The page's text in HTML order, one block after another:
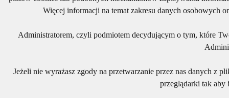
Więcej informacji na temat zakresu danych osobowych
Administratorem, czyli podmiotem decydującym o tym, które
Jeżeli nie wyrażasz zgody na przetwarzanie przez nas danych z
przeglądarki tak aby